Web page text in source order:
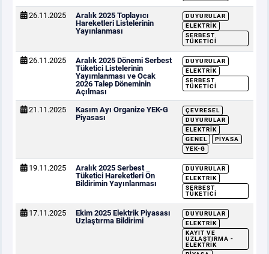
26.11.2025
Aralık 2025 Toplayıcı
Hareketleri Listelerinin
Yayınlanması
DUYURULAR
ELEKTRIK
SERBEST
TÜKETICI
26.11.2025
Aralık 2025 Dönemi Serbest
Tüketici Listelerinin
Yayımlanması ve Ocak
2026 Talep Döneminin
Açılması
DUYURULAR
ELEKTRIK
SERBEST
TÜKETICI
21.11.2025
Kasım Ayı Organize YEK-G
Piyasası
ÇEVRESEL
DUYURULAR
ELEKTRIK
GENEL
PIYASA
YEK-G
19.11.2025
Aralık 2025 Serbest
Tüketici Hareketleri Ön
Bildirimin Yayınlanması
DUYURULAR
ELEKTRIK
SERBEST
TÜKETICI
17.11.2025
Ekim 2025 Elektrik Piyasası
Uzlaştırma Bildirimi
DUYURULAR
ELEKTRIK
KAYIT VE
UZLAŞTIRMA -
ELEKTRIK